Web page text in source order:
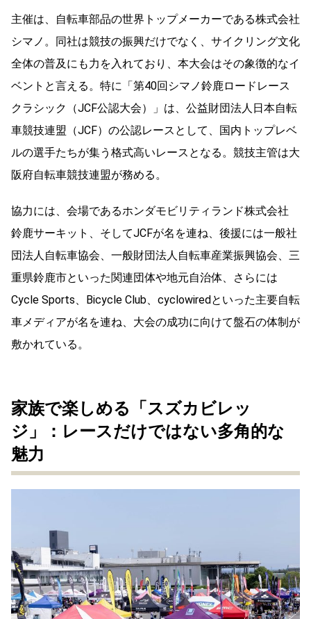
主催は、自転車部品の世界トップメーカーである株式会社
シマノ。同社は競技の振興だけでなく、サイクリング文化
全体の普及にも力を入れており、本大会はその象徴的なイ
ベントと言える。特に「第40回シマノ鈴鹿ロードレース
クラシック（JCF公認大会）」は、公益財団法人日本自転
車競技連盟（JCF）の公認レースとして、国内トップレベ
ルの選手たちが集う格式高いレースとなる。競技主管は大
阪府自転車競技連盟が務める。
協力には、会場であるホンダモビリティランド株式会社
鈴鹿サーキット、そしてJCFが名を連ね、後援には一般社
団法人自転車協会、一般財団法人自転車産業振興協会、三
重県鈴鹿市といった関連団体や地元自治体、さらには
Cycle Sports、Bicycle Club、cyclowiredといった主要自転
車メディアが名を連ね、大会の成功に向けて盤石の体制が
敷かれている。
家族で楽しめる「スズカビレッ
ジ」：レースだけではない多角的な
魅力